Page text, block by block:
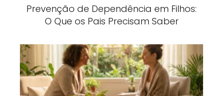
Prevenção de Dependência em Filhos:
O Que os Pais Precisam Saber